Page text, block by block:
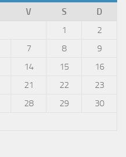
V S
D
1
2
7 8
9
14 15
16
21 22
23
28 29
30